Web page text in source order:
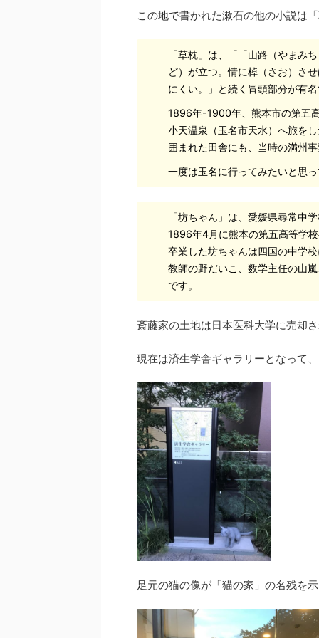
この地で書かれた漱石の他の小説は
「草枕」は、「「山路（やまみ
ど）が立つ。情に棹（さお）さ
にくい。」と続く冒頭部分が有
1896年-1900年、熊本市の第五
⼩天温泉（⽟名市天⽔）へ旅を
囲まれた⽥舎にも、当時の満州
一度は玉名に行ってみたいと思
「坊ちゃん」は、愛媛県尋常中
1896年4月に熊本の第五高等学
卒業した坊ちゃんは四国の中学
教師の野だいこ、数学主任の山
です。
斎藤家の土地は日本医科大学に売却
現在は済生学舎ギャラリーとなって
足元の猫の像が「猫の家」の名残を